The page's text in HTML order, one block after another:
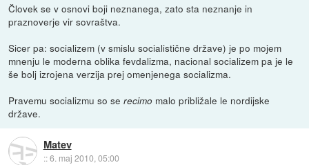
Človek se v osnovi boji neznanega, zato sta neznanje in
praznoverje vir sovraštva.
Sicer pa: socializem (v smislu socialistične države) je po mojem
mnenju le moderna oblika fevdalizma, nacional socializem pa je le
še bolj izrojena verzija prej omenjenega socializma.
Pravemu socializmu so serecimo malo približale le nordijske
države.
Matev
::6. maj 2010, 05:00